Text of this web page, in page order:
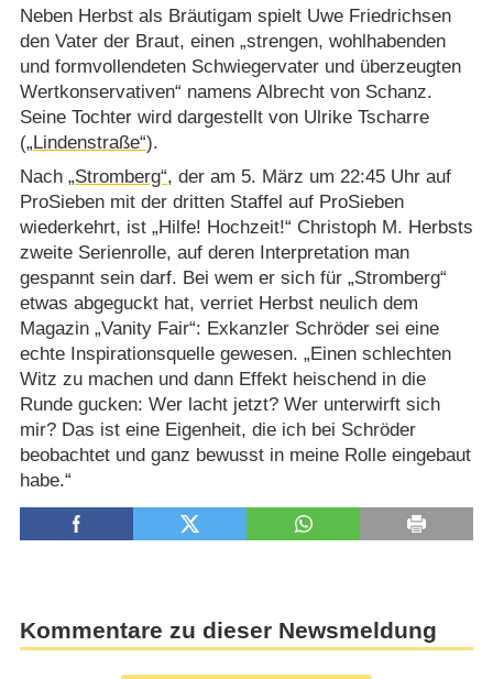
Neben Herbst als Bräutigam spielt Uwe Friedrichsen
den Vater der Braut, einen „strengen, wohlhabenden
und formvollendeten Schwiegervater und überzeugten
Wertkonservativen“ namens Albrecht von Schanz.
Seine Tochter wird dargestellt von Ulrike Tscharre
(„Lindenstraße“).
Nach „Stromberg“, der am 5. März um 22:45 Uhr auf
ProSieben mit der dritten Staffel auf ProSieben
wiederkehrt, ist „Hilfe! Hochzeit!“ Christoph M. Herbsts
zweite Serienrolle, auf deren Interpretation man
gespannt sein darf. Bei wem er sich für „Stromberg“
etwas abgeguckt hat, verriet Herbst neulich dem
Magazin „Vanity Fair“: Exkanzler Schröder sei eine
echte Inspirationsquelle gewesen. „Einen schlechten
Witz zu machen und dann Effekt heischend in die
Runde gucken: Wer lacht jetzt? Wer unterwirft sich
mir? Das ist eine Eigenheit, die ich bei Schröder
beobachtet und ganz bewusst in meine Rolle eingebaut
habe.“
Kommentare zu dieser Newsmeldung